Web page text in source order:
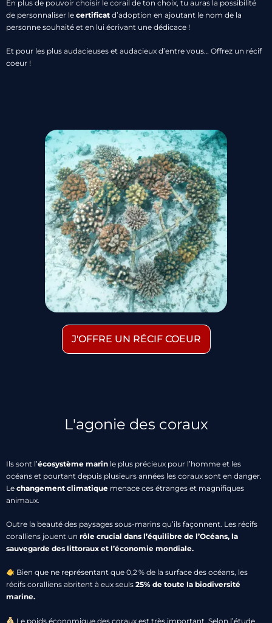
En plus de pouvoir choisir le corail de ton choix, tu auras la possibilité
de personnaliser le certificat d’adoption en ajoutant le nom de la
personne souhaité et en lui écrivant une dédicace !
Et pour les plus audacieuses et audacieux d’entre vous… Offrez un récif
coeur !
J'OFFRE UN RÉCIF COEUR
L'agonie des coraux
Ils sont l’écosystème marin le plus précieux pour l’homme et les
océans et pourtant depuis plusieurs années les coraux sont en danger.
Le changement climatique menace ces étranges et magnifiques
animaux.
Outre la beauté des paysages sous-marins qu’ils façonnent. Les récifs
coralliens jouent un rôle crucial dans l’équilibre de l’Océans, la
sauvegarde des littoraux et l’économie mondiale.
Bien que ne représentant que 0,2 % de la surface des océans, les
récifs coralliens abritent à eux seuls 25% de toute la biodiversité
marine.
Le poids économique des coraux est très important. Selon l’étude